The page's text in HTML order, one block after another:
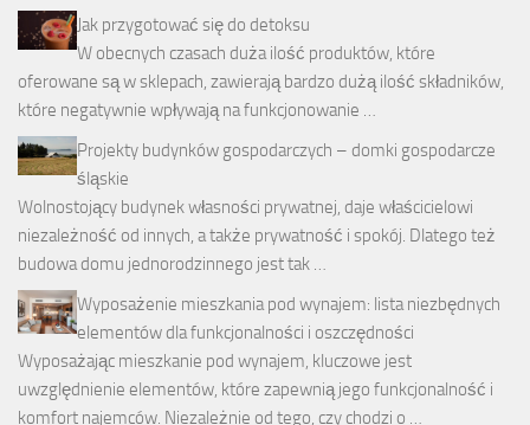
Jak przygotować się do detoksu
W obecnych czasach duża ilość produktów, które
oferowane są w sklepach, zawierają bardzo dużą ilość składników,
które negatywnie wpływają na funkcjonowanie …
Projekty budynków gospodarczych – domki gospodarcze
śląskie
Wolnostojący budynek własności prywatnej, daje właścicielowi
niezależność od innych, a także prywatność i spokój. Dlatego też
budowa domu jednorodzinnego jest tak …
Wyposażenie mieszkania pod wynajem: lista niezbędnych
elementów dla funkcjonalności i oszczędności
Wyposażając mieszkanie pod wynajem, kluczowe jest
uwzględnienie elementów, które zapewnią jego funkcjonalność i
komfort najemców. Niezależnie od tego, czy chodzi o …